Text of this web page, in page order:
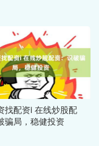
找配资i 在线炒股配
骗局，稳健投资